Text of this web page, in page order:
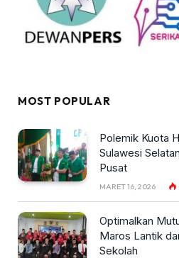
MOST POPULAR
Polemik Kuota
Sulawesi
Pusat
MARET 16, 2026
Optimalkan
Maros Lantik
Sekolah